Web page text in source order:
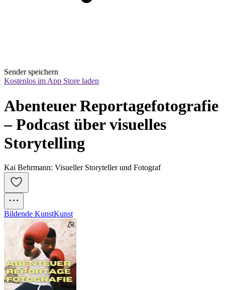
Sender speichern
Kostenlos im App Store laden
Abenteuer Reportagefotografie
– Podcast über visuelles
Storytelling
Kai Behrmann: Visueller Storyteller und Fotograf
Bildende KunstKunst